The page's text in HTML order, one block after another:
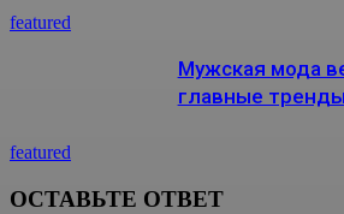
featured
featured
Мужская мода
главные
ОСТАВЬТЕ ОТВЕТ